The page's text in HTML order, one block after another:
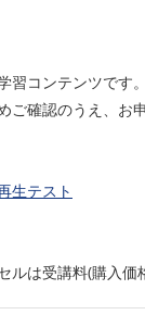
習コンテンツです
ご確認のうえ、お
生テスト
ルは受講料(購入価